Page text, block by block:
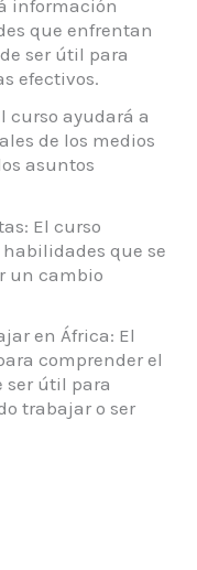
información
que enfrentan
ser útil para
efectivos.
curso ayudará a
de los medios
asuntos
El curso
que se
un cambio
en África: El
comprender el
ser útil para
trabajar o ser